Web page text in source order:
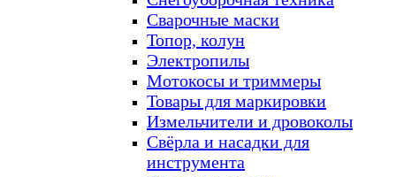
Сварочные маски
Топор, колун
Электропилы
Мотокосы и триммеры
Товары для маркировки
Измельчители и дровоколы
Свёрла и насадки для
инструмента